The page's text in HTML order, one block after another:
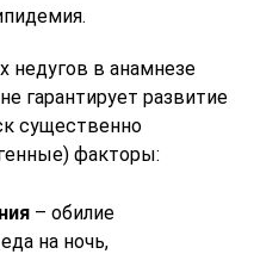
недугов в анамнезе
гарантирует развитие
существенно
факторы:
– обилие
на ночь,